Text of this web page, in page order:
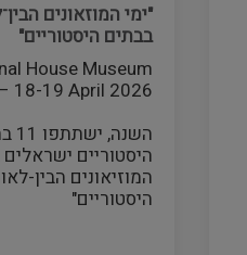
"ימי המוזאונים
בבתים היסטוריים"
House Museum
18-19 April 2026
היסטוריים ישראלים
המוזיאונים הבין-
היסטוריים"